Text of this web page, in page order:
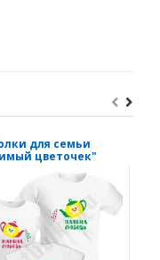
для семьи
цветочек"